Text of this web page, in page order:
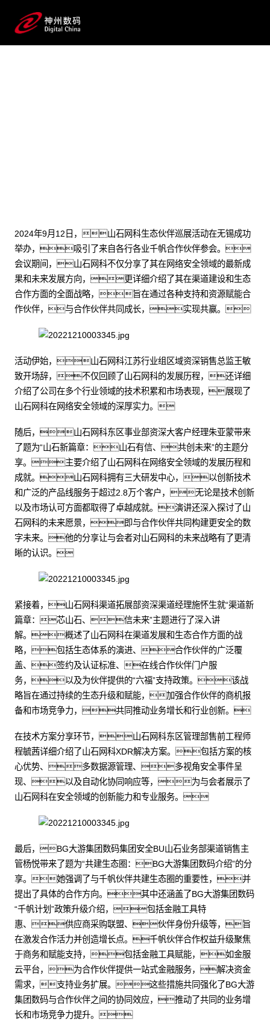
2024年9月12日，山石网科生态伙伴巡展活动在无锡成功
举办，吸引了来自各行各业千帆合作伙伴参会。
会议期间，山石网科不仅分享了其在网络安全领域的最新成
果和未来发展方向，更详细介绍了其在渠道建设和生态
合作方面的全面战略，旨在通过各种支持和资源赋能合
作伙伴，与合作伙伴共同成长，实现共赢。
活动伊始，山石网科江苏行业组区域资深销售总监王敏
致开场辞，不仅回顾了山石网科的发展历程，还详细
介绍了公司在多个行业领域的技术积累和市场表现，展现了
山石网科在网络安全领域的深厚实力。
随后，山石网科东区事业部资深大客户经理朱亚蒙带来
了题为“山石新篇章：山石有信、共创未来”的主题分
享。主要介绍了山石网科在网络安全领域的发展历程和
成就。山石网科拥有三大研发中心，以创新技术
和广泛的产品线服务于超过2.8万个客户，无论是技术创新
以及市场认可方面都取得了卓越成就。演讲还深入探讨了山
石网科的未来愿景，即与合作伙伴共同构建更安全的数
字未来。他的分享让与会者对山石网科的未来战略有了更清
晰的认识。
紧接着，山石网科渠道拓展部资深渠道经理施怀生就“渠道新
篇章：芯山石、信未来”主题进行了深入讲
解。概述了山石网科在渠道发展和生态合作方面的战
略，包括生态体系的演进、合作伙伴的广泛覆
盖、签约及认证标准、在线合作伙伴门户服
务，以及为伙伴提供的“六福”支持政策。该战
略旨在通过持续的生态升级和赋能，加强合作伙伴的商机报
备和市场竞争力，共同推动业务增长和行业创新。
在技术方案分享环节，山石网科东区管理部售前工程师
程毓茜详细介绍了山石网科XDR解决方案。包括方案的核
心优势、多数据源管理、多视角安全事件呈
现、以及自动化协同响应等，为与会者展示了
山石网科在安全领域的创新能力和专业服务。
最后，BG大游集团数码集团安全BU山石业务部渠道销售主
管杨悦带来了题为“共建生态圈：BG大游集团数码介绍”的分
享。她强调了与千帆伙伴共建生态圈的重要性，并
提出了具体的合作方向。其中还涵盖了BG大游集团数码
“千帆计划”政策升级介绍，包括金融工具特
惠、供应商采购联盟、伙伴身份升级等，旨
在激发合作活力并创造增长点。千帆伙伴合作权益升级聚焦
于商务和赋能支持，包括金融工具赋能，如金服
云平台，为合作伙伴提供一站式金融服务，解决资金
需求，支持业务扩展。这些措施共同强化了BG大游
集团数码与合作伙伴之间的协同效应，推动了共同的业务增
长和市场竞争力提升。